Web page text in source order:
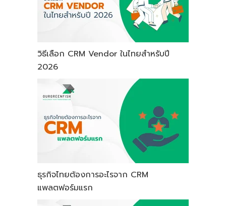
วิธีเลือก CRM Vendor ในไทยสำหรับปี
2026
ธุรกิจไทยต้องการอะไรจาก CRM
แพลตฟอร์มแรก